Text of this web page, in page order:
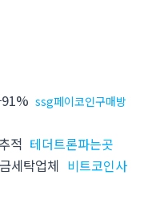
ssg페이코인구매방
적 테더트론파는곳
세탁업체 비트코인사